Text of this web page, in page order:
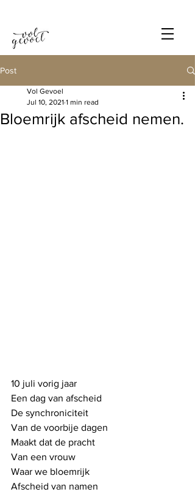
Post
Bloemrijk afscheid nemen.
Vol Gevoel
Jul 10, 2021 1 min read
10 juli vorig jaar
Een dag van afscheid
De synchroniciteit
Van de voorbije dagen
Maakt dat de pracht
Van een vrouw
Waar we bloemrijk
Afscheid van namen